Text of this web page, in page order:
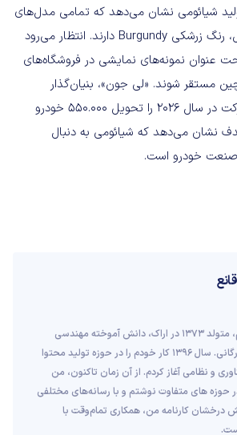
شیائومی نشان می‌دهد که تمامی مدل‌های
تولید شده در مرحله اول، رنگ زرشکی Burgundy دارند. انتظار می‌رود
عنوان نمونه‌های نمایشی در فروشگاه‌های
مستقر شوند. «لی جون»، بنیان‌گذار
شیائومی، هدف این شرکت در سال ۲۰۲۶ را تحویل ۵۵۰.۰۰۰ خودرو
نشان می‌دهد که شیائومی به دنبال
صنعت خودرو است.
من مرتضی قانع هستم، متولد 1373 در اراک، دانش آموخته مهندسی
کامپیوتر و مدیریت بازرگانی. سال 1396 کار خودم را در حوزه تولید محتوا
و نظامی آغاز کردم. از آن زمان تاکنون، من
حوزه های متفاوت نوشتم و با رسانه‌های مختلفی
درخشان کارنامه من، همکاری تمام‌وقت با